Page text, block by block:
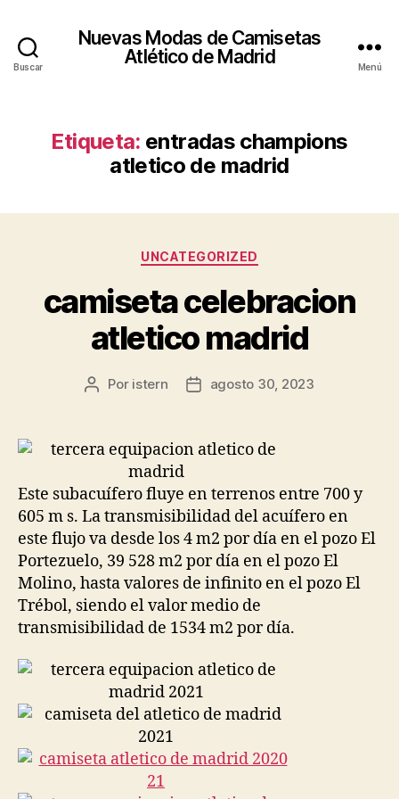
Buscar
Nuevas Modas de Camisetas
Atlético de Madrid
Menú
Etiqueta: entradas champions
atletico de madrid
Categorías
UNCATEGORIZED
camiseta celebracion
atletico madrid
Autor
entrada
Por istern
Fecha
entrada
agosto 30, 2023
Este subacuífero fluye en terrenos entre 700 y
605 m s. La transmisibilidad del acuífero en
este flujo va desde los 4 m2 por día en el pozo El
Portezuelo, 39 528 m2 por día en el pozo El
Molino, hasta valores de infinito en el pozo El
Trébol, siendo el valor medio de
transmisibilidad de 1534 m2 por día.